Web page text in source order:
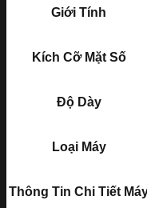
Giới Tính
Kích Cỡ Mặt Số
Độ Dày
Loại Máy
Thông Tin Chi Tiết